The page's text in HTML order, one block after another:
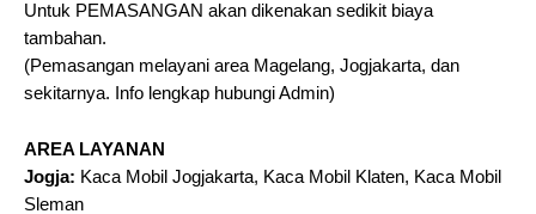
Untuk PEMASANGAN akan dikenakan sedikit biaya
tambahan.
(Pemasangan melayani area Magelang, Jogjakarta, dan
sekitarnya. Info lengkap hubungi Admin)
AREA LAYANAN
Jogja: Kaca Mobil Jogjakarta, Kaca Mobil Klaten, Kaca Mobil
Sleman